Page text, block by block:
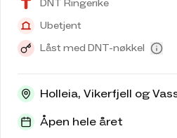
DNT Ringerike
Ubetjent
Låst med DNT-nøkkel
Holleia, Vikerfjell og
Åpen hele året